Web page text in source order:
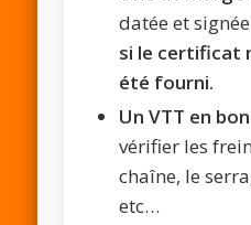
datée et
si le certificat
été fourni.
Un VTT en
vérifier les
chaîne, le
etc…